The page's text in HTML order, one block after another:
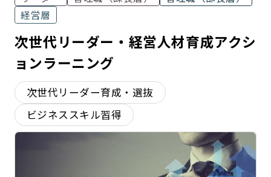
経営層
次世代リーダー・経営人材育成アクシ
ョンラーニング
次世代リーダー育成・選抜
ビジネススキル習得